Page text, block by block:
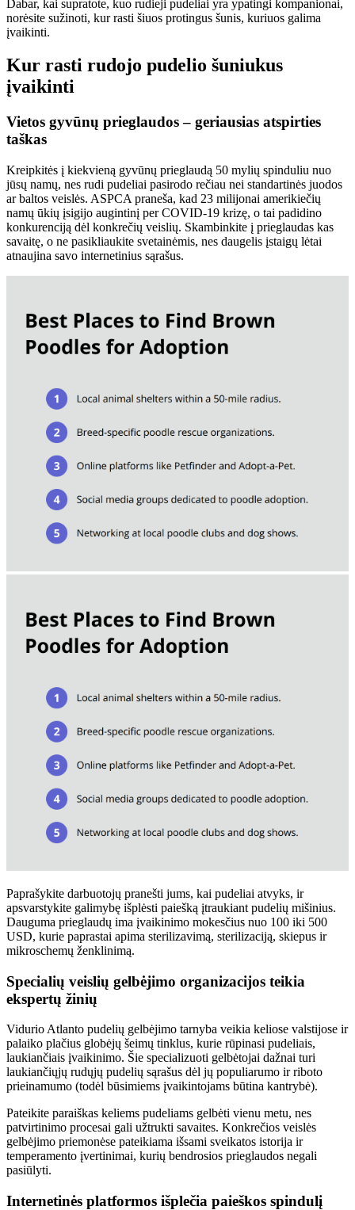
Dabar, kai supratote, kuo rudieji pudeliai yra ypatingi kompanionai,
norėsite sužinoti, kur rasti šiuos protingus šunis, kuriuos galima
įvaikinti.
Kur rasti rudojo pudelio šuniukus
įvaikinti
Vietos gyvūnų prieglaudos – geriausias atspirties
taškas
Kreipkitės į kiekvieną gyvūnų prieglaudą 50 mylių spinduliu nuo
jūsų namų, nes rudi pudeliai pasirodo rečiau nei standartinės juodos
ar baltos veislės. ASPCA praneša, kad 23 milijonai amerikiečių
namų ūkių įsigijo augintinį per COVID-19 krizę, o tai padidino
konkurenciją dėl konkrečių veislių. Skambinkite į prieglaudas kas
savaitę, o ne pasikliaukite svetainėmis, nes daugelis įstaigų lėtai
atnaujina savo internetinius sąrašus.
Paprašykite darbuotojų pranešti jums, kai pudeliai atvyks, ir
apsvarstykite galimybę išplėsti paiešką įtraukiant pudelių mišinius.
Dauguma prieglaudų ima įvaikinimo mokesčius nuo 100 iki 500
USD, kurie paprastai apima sterilizavimą, sterilizaciją, skiepus ir
mikroschemų ženklinimą.
Specialių veislių gelbėjimo organizacijos teikia
ekspertų žinių
Vidurio Atlanto pudelių gelbėjimo tarnyba veikia keliose valstijose ir
palaiko plačius globėjų šeimų tinklus, kurie rūpinasi pudeliais,
laukiančiais įvaikinimo. Šie specializuoti gelbėtojai dažnai turi
laukiančiųjų rudųjų pudelių sąrašus dėl jų populiarumo ir riboto
prieinamumo (todėl būsimiems įvaikintojams būtina kantrybė).
Pateikite paraiškas keliems pudeliams gelbėti vienu metu, nes
patvirtinimo procesai gali užtrukti savaites. Konkrečios veislės
gelbėjimo priemonėse pateikiama išsami sveikatos istorija ir
temperamento įvertinimai, kurių bendrosios prieglaudos negali
pasiūlyti.
Internetinės platformos išplečia paieškos spindulį